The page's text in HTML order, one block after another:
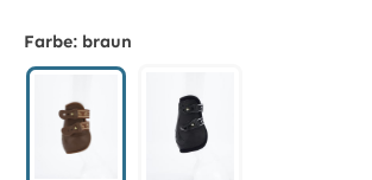
Farbe: braun